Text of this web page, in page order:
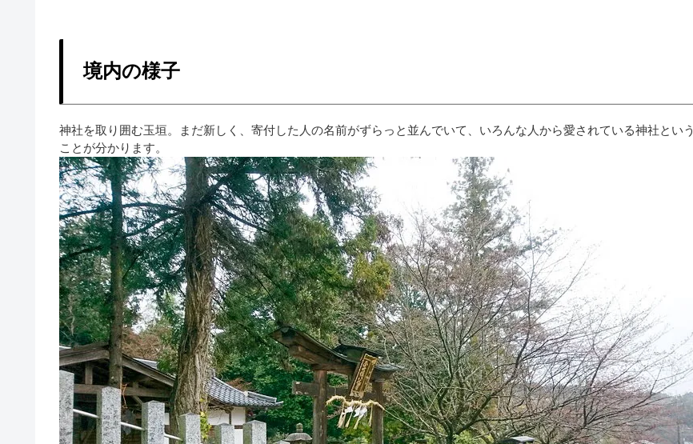
境内の様子
神社を取り囲む玉垣。まだ新しく、寄付した人の名前がずらっと並んでいて、いろんな人から愛されている神社という
ことが分かります。